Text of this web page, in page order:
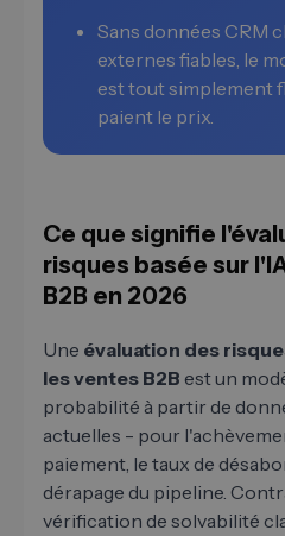
Sans données CRM
externes fiables, le
est tout simplement
paient le prix.
Ce que signifie
risques basée sur
B2B en 2026
Une évaluation des
les ventes B2B est un
probabilité à partir de
actuelles - pour
paiement, le taux de
dérapage du pipeline.
vérification de solvabilité